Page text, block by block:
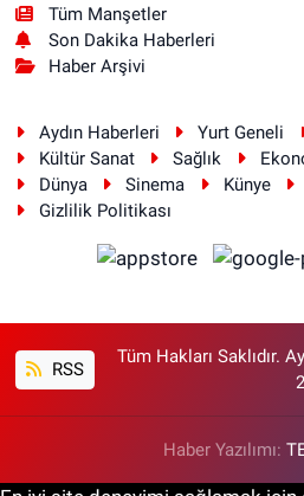
Tüm Manşetler
Son Dakika Haberleri
Haber Arşivi
Aydın Haberleri Yurt Geneli
Kültür Sanat
Sağlık
Dünya
Sinema Künye
Gizlilik Politikası
RSS
Tüm Hakları Saklıdır.
Haber Yazılımı: